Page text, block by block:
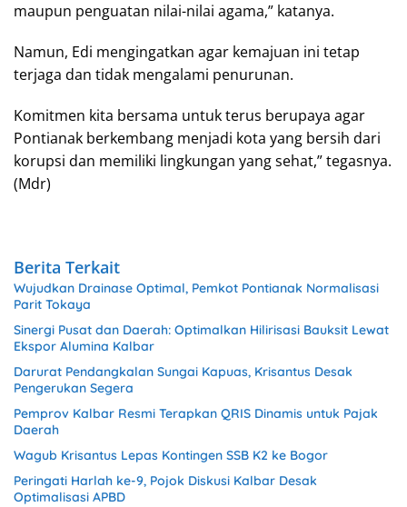
maupun penguatan nilai-nilai agama,” katanya.
Namun, Edi mengingatkan agar kemajuan ini tetap
terjaga dan tidak mengalami penurunan.
Komitmen kita bersama untuk terus berupaya agar
Pontianak berkembang menjadi kota yang bersih dari
korupsi dan memiliki lingkungan yang sehat,” tegasnya.
(Mdr)
Berita Terkait
Wujudkan Drainase Optimal, Pemkot Pontianak Normalisasi
Parit Tokaya
Sinergi Pusat dan Daerah: Optimalkan Hilirisasi Bauksit Lewat
Ekspor Alumina Kalbar
Darurat Pendangkalan Sungai Kapuas, Krisantus Desak
Pengerukan Segera
Pemprov Kalbar Resmi Terapkan QRIS Dinamis untuk Pajak
Daerah
Wagub Krisantus Lepas Kontingen SSB K2 ke Bogor
Peringati Harlah ke-9, Pojok Diskusi Kalbar Desak
Optimalisasi APBD